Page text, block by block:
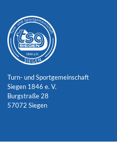
Turn- und Sportgemeinschaft
Siegen 1846 e. V.
Burgstraße 28
57072 Siegen